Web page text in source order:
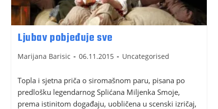
Ljubav pobjeđuje sve
Marijana Barisic 06.11.2015 Uncategorised
Topla i sjetna priča o siromašnom paru, pisana po
predlošku legendarnog Splićana Miljenka Smoje,
prema istinitom događaju, uobličena u scenski izričaj,